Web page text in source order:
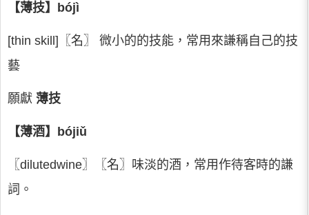
【薄技】bójì
[thin skill]〖名〗 微小的的技能，常用來謙稱自己的技
藝
願獻 薄技
【薄酒】bójiǔ
〖dilutedwine〗〖名〗味淡的酒，常用作待客時的謙
詞。